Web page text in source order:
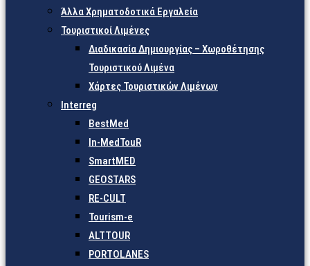
Άλλα Χρηματοδοτικά Εργαλεία
Τουριστικοί Λιμένες
Διαδικασία Δημιουργίας – Χωροθέτησης
Τουριστικού Λιμένα
Χάρτες Τουριστικών Λιμένων
Interreg
BestMed
In-MedTouR
SmartMED
GEOSTARS
RE-CULT
Tourism-e
ALTTOUR
PORTOLANES